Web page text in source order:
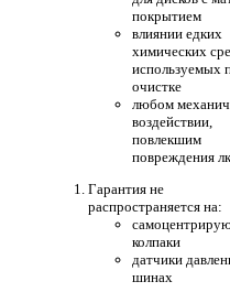
покрытием
влиянии едких
химических
используемых
очистке
любом
воздействии,
повлекшим
повреждения
Гарантия не
распространяется на:
колпаки
датчики
шинах